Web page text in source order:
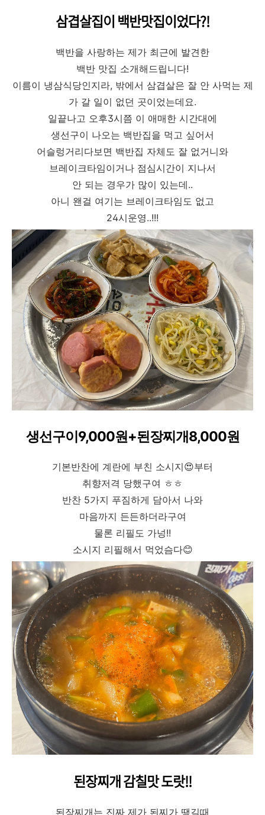
삼겹살집이 백반맛집이었다?!
백반을 사랑하는 제가 최근에 발견한
백반 맛집 소개해드립니다!
이름이 냉삼식당인지라, 밖에서 삼겹살은 잘 안 사먹는 제
가 갈 일이 없던 곳이었는데요.
일끝나고 오후3시쯤 이 애매한 시간대에
생선구이 나오는 백반집을 먹고 싶어서
어슬렁거리다보면 백반집 자체도 잘 없거니와
브레이크타임이거나 점심시간이 지나서
안 되는 경우가 많이 있는데..
아니 왠걸 여기는 브레이크타임도 없고
24시운영..!!!
생선구이9,000원+된장찌개8,000원
기본반찬에 계란에 부친 소시지😍부터
취향저격 당했구여 ㅎㅎ
반찬 5가지 푸짐하게 담아서 나와
마음까지 든든하더라구여
물론 리필도 가넝!!
소시지 리필해서 먹었슴다😊
된장찌개 감칠맛 도랏!!
된장찌개는 진짜 제가 된찌가 땡길때